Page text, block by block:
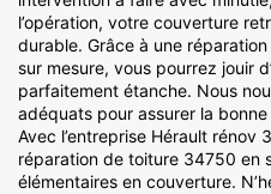
l’opération, votre couverture
durable. Grâce à une
sur mesure, vous pourrez jouir
parfaitement étanche. Nous
adéquats pour assurer la
Avec l’entreprise Hérault rénov
réparation de toiture 34750 en
élémentaires en couverture.